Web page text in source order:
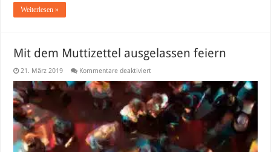
Weiterlesen »
Mit dem Muttizettel ausgelassen feiern
21. März 2019 Kommentare deaktiviertfür
Muttizettel
ausgelassen
feiern